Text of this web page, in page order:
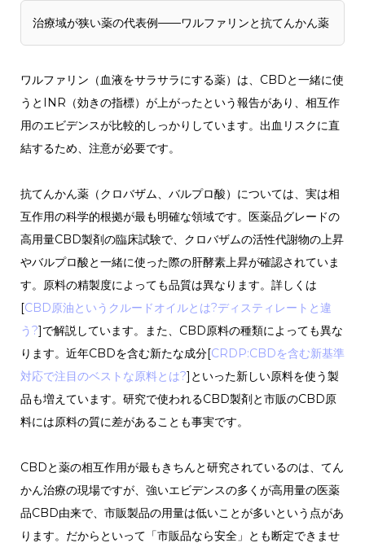
治療域が狭い薬の代表例——ワルファリンと抗てんかん薬
ワルファリン（血液をサラサラにする薬）は、CBDと一緒に使
うとINR（効きの指標）が上がったという報告があり、相互作
用のエビデンスが比較的しっかりしています。出血リスクに直
結するため、注意が必要です。
抗てんかん薬（クロバザム、バルプロ酸）については、実は相
互作用の科学的根拠が最も明確な領域です。医薬品グレードの
高用量CBD製剤の臨床試験で、クロバザムの活性代謝物の上昇
やバルプロ酸と一緒に使った際の肝酵素上昇が確認されていま
す。原料の精製度によっても品質は異なります。詳しくは
[CBD原油というクルードオイルとは?ディスティレートと違
う?]で解説しています。また、CBD原料の種類によっても異な
ります。近年CBDを含む新たな成分[CRDP:CBDを含む新基準
対応で注目のベストな原料とは?]といった新しい原料を使う製
品も増えています。研究で使われるCBD製剤と市販のCBD原
料には原料の質に差があることも事実です。
CBDと薬の相互作用が最もきちんと研究されているのは、てん
かん治療の現場ですが、強いエビデンスの多くが高用量の医薬
品CBD由来で、市販製品の用量は低いことが多いという点があ
ります。だからといって「市販品なら安全」とも断定できませ